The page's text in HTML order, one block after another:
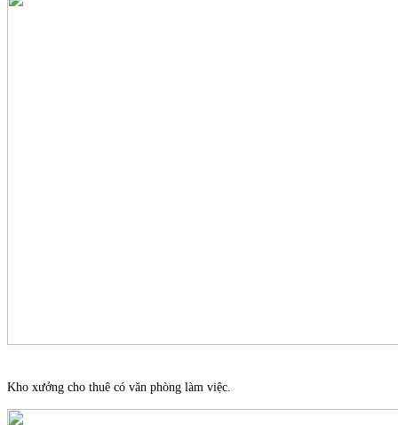
Kho xưởng cho thuê có văn phòng làm việc.